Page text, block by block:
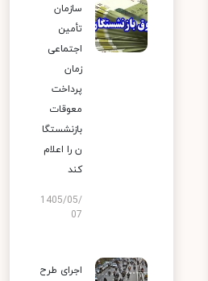
سازمان
تأمین
اجتماعی
زمان
پرداخت
معوقات
بازنشستگا
ن را اعلام
کند
1405/05/
07
اجرای طرح